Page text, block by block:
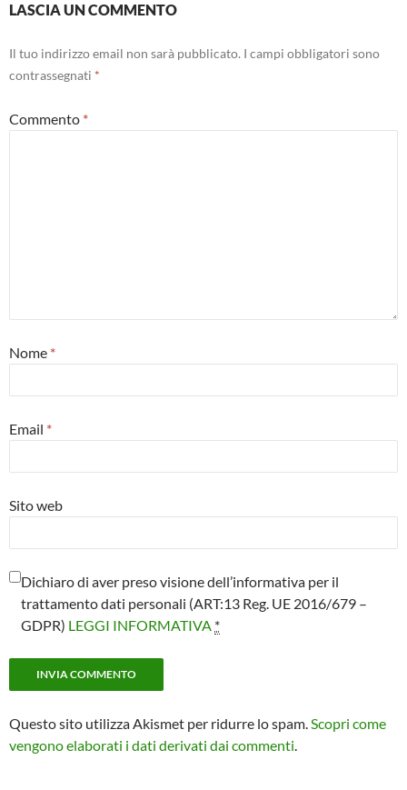
LASCIA UN COMMENTO
Il tuo indirizzo email non sarà pubblicato. I campi obbligatori sono
contrassegnati *
Commento *
Nome *
Email *
Sito web
Dichiaro di aver preso visione dell’informativa per il
trattamento dati personali (ART:13 Reg. UE 2016/679 –
GDPR) LEGGI INFORMATIVA *
Questo sito utilizza Akismet per ridurre lo spam.Scopri come
vengono elaborati i dati derivati dai commenti.